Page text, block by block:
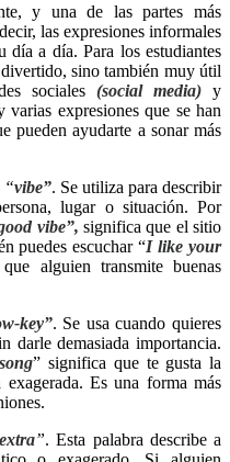
y una de las partes más
las expresiones informales
día a día. Para los estudiantes
sino también muy útil
sociales (social media) y
varias expresiones que se han
pueden ayudarte a sonar más
“vibe”. Se utiliza para describir
lugar o situación. Por
vibe”, significa que el sitio
puedes escuchar “I like your
alguien transmite buenas
key”. Se usa cuando quieres
darle demasiada importancia.
” significa que te gusta la
Es una forma más
extra”. Esta palabra describe a